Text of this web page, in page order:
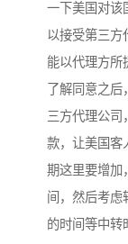
一下美国对该
以接受第三方
能以代理方所
了解同意之
三方代理公司
款，让美国客
期这里要增加
间，然后考虑
的时间等中转